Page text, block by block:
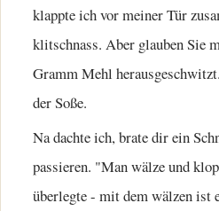
klappte ich vor meiner Tür
klitschnass. Aber glauben Sie
Gramm Mehl
der Soße.
Na dachte ich, brate dir ein
passieren. "Man wälze und
überlegte - mit dem wälzen ist